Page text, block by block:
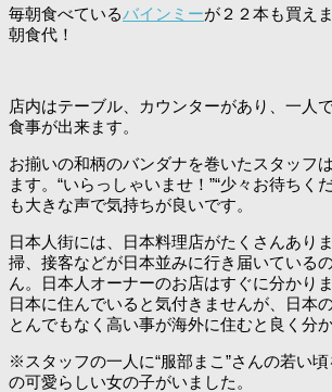
毎朝食べているバインミーが２２本も買え
朝食代！
店内はテーブル、カウンターがあり、一人
食事が出来ます。
お揃いの和柄のバンダナを巻いたスタッフ
ます。“いらっしゃいませ！”“少々お待ちく
も大きな声で気持ちが良いです。
日本人街には、日本料理店がたくさんあり
掃、接客などが日本並みに行き届いている
ん。日本人オーナーのお店はすぐに分かりま
日本に住んでいると気付きませんが、日本
とんでもなく高い事が海外に住むと良く分か
※スタッフの一人に“服部まこ”さんの若い
の可愛らしい女の子がいました。